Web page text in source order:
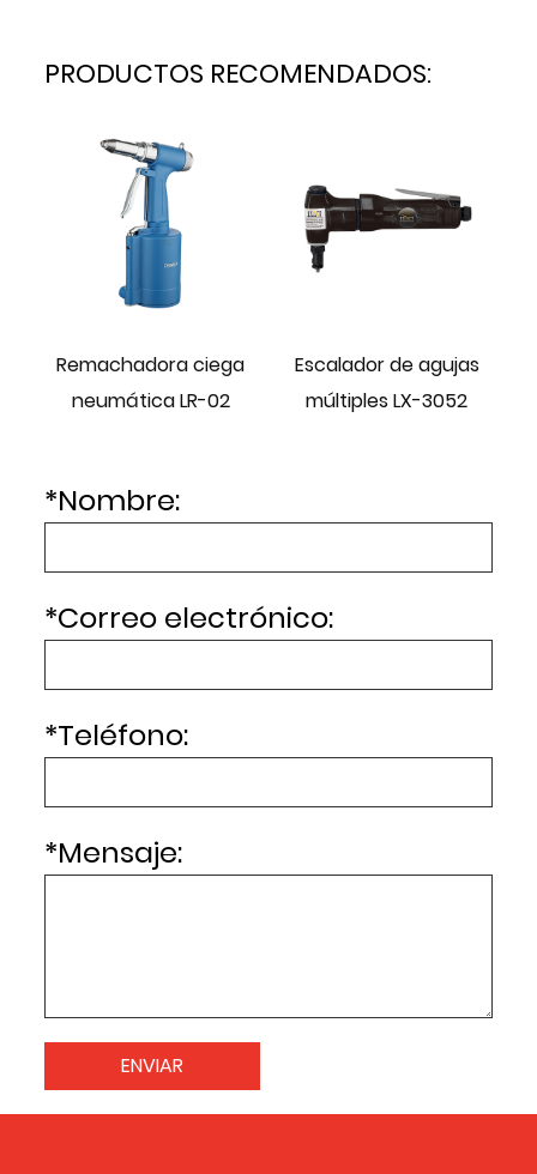
PRODUCTOS RECOMENDADOS:
Remachadora ciega
neumática LR-02
Escalador de agujas
múltiples LX-3052
*Nombre:
*Correo electrónico:
*Teléfono:
*Mensaje: